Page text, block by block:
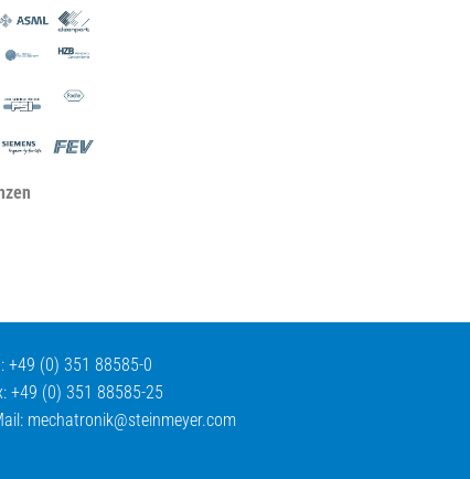
+49 (0) 351 88585-0
+49 (0) 351 88585-25
mechatronik@steinmeyer.com